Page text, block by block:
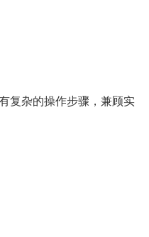
复杂的操作步骤，兼顾实